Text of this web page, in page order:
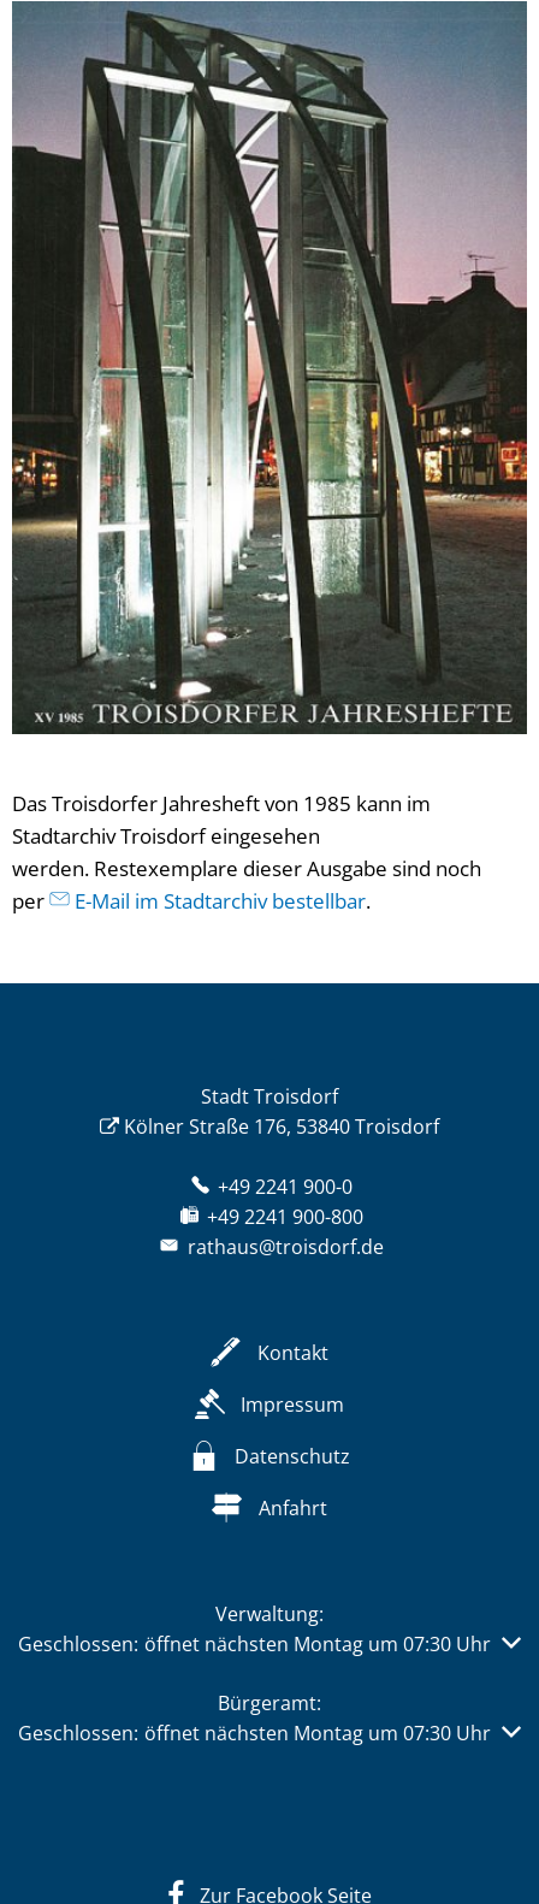
Das Troisdorfer Jahresheft von 1985 kann im
Stadtarchiv Troisdorf eingesehen
werden. Restexemplare dieser Ausgabe sind noch
per
E-Mail im Stadtarchiv bestellbar.
Stadt Troisdorf
Kölner Straße 176, 53840 Troisdorf
+49 2241 900-0
+49 2241 900-800
rathaus@troisdorf.de
Kontakt
Impressum
Datenschutz
Anfahrt
Verwaltung:
Klicken, um weitere Öffnungs- oder Schließzeiten
Geschlossen: öffnet nächsten Montag um 07:30 Uhr
Bürgeramt:
Klicken, um weitere Öffnungs- oder Schließzeiten
Geschlossen: öffnet nächsten Montag um 07:30 Uhr
Zur Facebook Seite